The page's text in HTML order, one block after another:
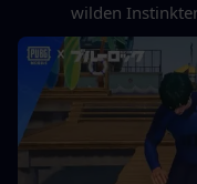
wilden